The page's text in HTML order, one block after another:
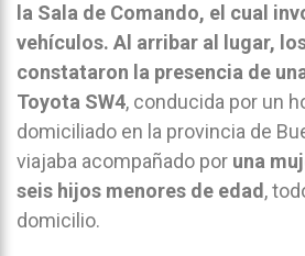
la Sala de Comando, el cual
vehículos. Al arribar al lugar,
constataron la presencia de
Toyota SW4, conducida por un
domiciliado en la provincia de
viajaba acompañado por una
seis hijos menores de edad ,
domicilio.